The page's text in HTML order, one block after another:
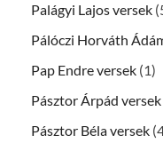
Palágyi Lajos versek
Pálóczi Horváth
Pap Endre versek (1)
Pásztor Árpád versek
Pásztor Béla versek